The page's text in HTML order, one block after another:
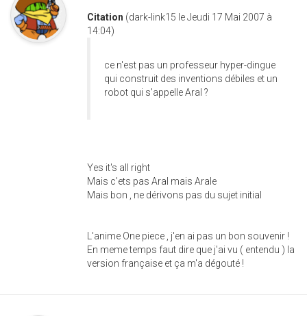
Citation (dark-link15 le Jeudi 17 Mai 2007 à
14:04)
ce n'est pas un professeur hyper-dingue
qui construit des inventions débiles et un
robot qui s'appelle Aral ?
Yes it's all right
Mais c'ets pas Aral mais Arale
Mais bon , ne dérivons pas du sujet initial
L'anime One piece , j'en ai pas un bon souvenir !
En meme temps faut dire que j'ai vu ( entendu ) la
version française et ça m'a dégouté !